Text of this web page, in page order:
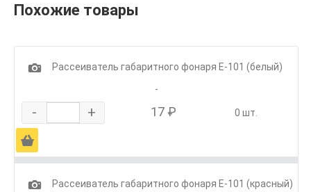
Похожие товары
1
Рассеиватель габаритного фонаря Е-101 (белый)
-
- + 17 ₽ 0 шт.
Ä
1 Рассеиватель габаритного фонаря Е-101 (красный)